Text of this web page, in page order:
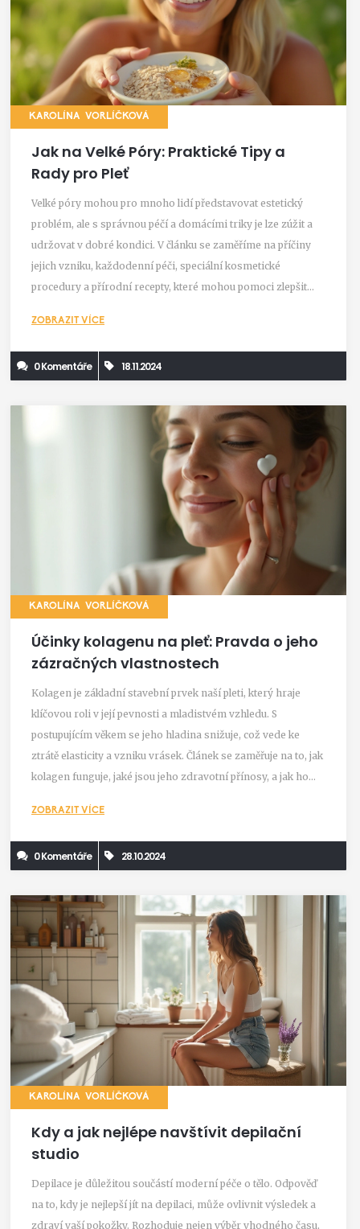
KAROLÍNA VORLÍČKOVÁ
Jak na Velké Póry: Praktické Tipy a
Rady pro Pleť
Velké póry mohou pro mnoho lidí představovat estetický
problém, ale s správnou péčí a domácími triky je lze zúžit a
udržovat v dobré kondici. V článku se zaměříme na příčiny
jejich vzniku, každodenní péči, speciální kosmetické
procedury a přírodní recepty, které mohou pomoci zlepšit
aby se problém neprohluboval, a jak důležitá je výživa pro
zdravou pokožku.
ZOBRAZIT VÍCE
0 Komentáře 18.11.2024
KAROLÍNA VORLÍČKOVÁ
Účinky kolagenu na pleť: Pravda o jeho
zázračných vlastnostech
Kolagen je základní stavební prvek naší pleti, který hraje
klíčovou roli v její pevnosti a mladistvém vzhledu. S
postupujícím věkem se jeho hladina snižuje, což vede ke
ztrátě elasticity a vzniku vrásek. Článek se zaměřuje na to, jak
kolagen funguje, jaké jsou jeho zdravotní přínosy, a jak ho
také tipy na produkty a domácí recepty na zvýšení produkce
kolagenu.
ZOBRAZIT VÍCE
0 Komentáře 28.10.2024
KAROLÍNA VORLÍČKOVÁ
Kdy a jak nejlépe navštívit depilační
studio
Depilace je důležitou součástí moderní péče o tělo. Odpověď
na to, kdy je nejlepší jít na depilaci, může ovlivnit výsledek a
zdraví vaší pokožky. Rozhoduje nejen výběr vhodného času,